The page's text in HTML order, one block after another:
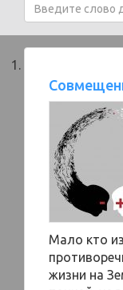
Мало кто
жизни на